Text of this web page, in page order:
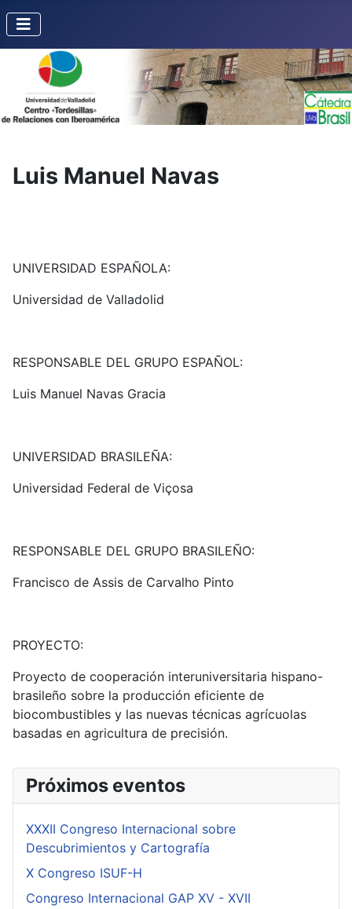
Luis Manuel Navas
UNIVERSIDAD ESPAÑOLA:
Universidad de Valladolid
RESPONSABLE DEL GRUPO ESPAÑOL:
Luis Manuel Navas Gracia
UNIVERSIDAD BRASILEÑA:
Universidad Federal de Viçosa
RESPONSABLE DEL GRUPO BRASILEÑO:
Francisco de Assis de Carvalho Pinto
PROYECTO:
Proyecto de cooperación interuniversitaria hispano-
brasileño sobre la producción eficiente de
biocombustibles y las nuevas técnicas agrícuolas
basadas en agricultura de precisión.
Próximos eventos
XXXII Congreso Internacional sobre
Descubrimientos y Cartografía
X Congreso ISUF-H
Congreso Internacional GAP XV - XVII